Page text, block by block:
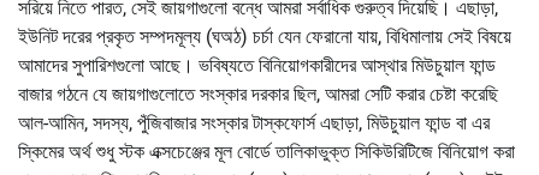
সরিয়ে নিতে পারত, সেই জায়গাগুলো বন্ধে আমরা সর্বাধিক গুরুত্ব দিয়েছি। এছাড়া,
ইউনিট দরের প্রকৃত সম্পদমূল্য (ঘঅঠ) চর্চা যেন ফেরানো যায়, বিধিমালায় সেই বিষয়ে
আমাদের সুপারিশগুলো আছে। ভবিষ্যতে বিনিয়োগকারীদের আস্থার মিউচুয়াল ফান্ড
বাজার গঠনে যে জায়গাগুলোতে সংস্কার দরকার ছিল, আমরা সেটি করার চেষ্টা করেছি
আল-আমিন, সদস্য, পুঁজিবাজার সংস্কার টাস্কফোর্স এছাড়া, মিউচুয়াল ফান্ড বা এর
স্কিমের অর্থ শুধু স্টক এক্সচেঞ্জের মূল বোর্ডে তালিকাভুক্ত সিকিউরিটিজে বিনিয়োগ করা